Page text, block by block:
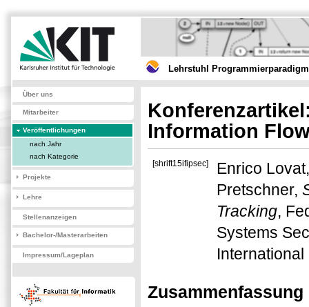
Lehrstuhl
Über uns
Mitarbeiter
Veröffentlichungen
nach Jahr
nach Kategorie
Projekte
Lehre
Stellenanzeigen
Bachelor-/Masterarbeiten
Impressum/Lageplan
Information
[shrift15ifipsec]
Enrico
Pretschner,
Tracking,
Systems
Zusammenfassung